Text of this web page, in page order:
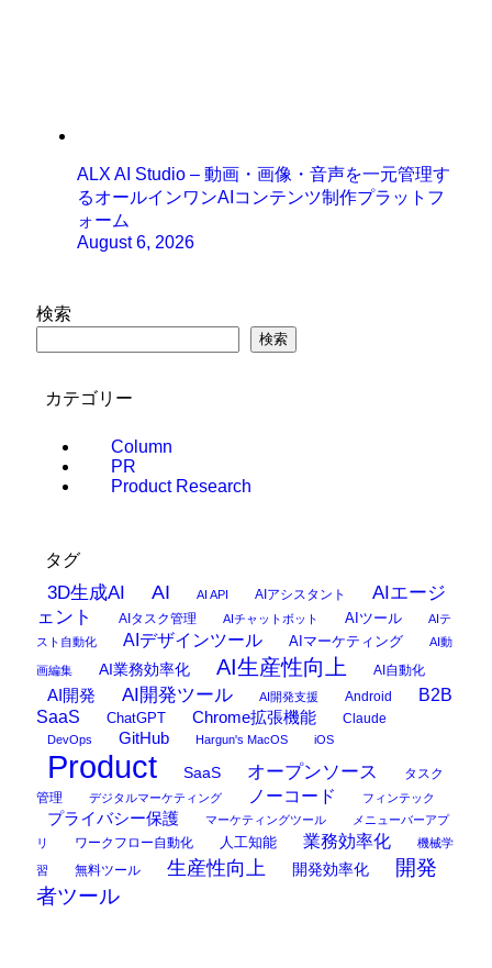
ALX AI Studio – 動画・画像・音声を一元管理す
るオールインワンAIコンテンツ制作プラットフ
ォーム
August 6, 2026
検索
検索
カテゴリー
Column
PR
Product Research
タグ
3D生成AI AI AI API AIアシスタント
AIエージ
ェント
AIタスク管理 AIチャットボット AIツール
AIテ
スト自動化
AIデザインツール AIマーケティング AI動
画編集 AI業務効率化 AI生産性向上 AI自動化
AI開発 AI開発ツール AI開発支援 Android
B2B
SaaS
ChatGPT Chrome拡張機能 Claude
DevOps GitHub Hargun's MacOS iOS
Product SaaS オープンソース
タスク
管理
デジタルマーケティング ノーコード フィンテック
プライバシー保護 マーケティングツール
メニューバーアプ
リ
ワークフロー自動化 人工知能 業務効率化 機械学
習 無料ツール 生産性向上 開発効率化
開発
者ツール